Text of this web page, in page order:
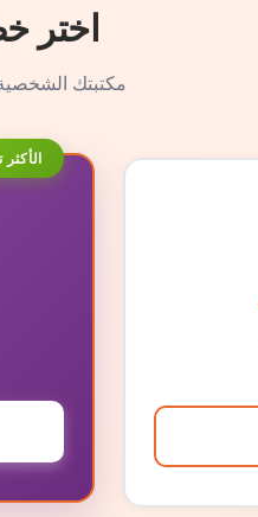
اختر
مكتبتك
الأكثر